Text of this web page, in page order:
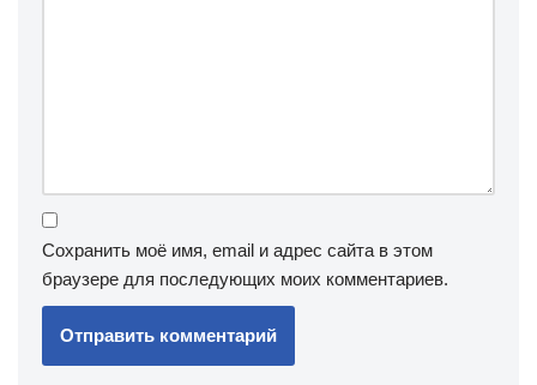
Сохранить моё имя, email и адрес сайта в этом
браузере для последующих моих комментариев.